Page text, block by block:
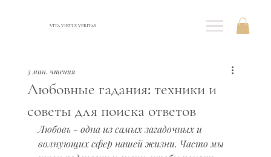
VITA VIRTUS VERITAS
Любовные гадания: техники и
советы для поиска ответов
3 мин. чтения
Любовь - одна из самых загадочных и
волнующих сфер нашей жизни. Часто мы